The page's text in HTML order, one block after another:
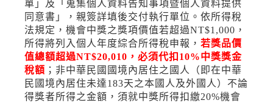
單」及「蒐集個人資料告知事項暨個人資料提供
同意書」，親簽詳填後交付執行單位。依所得稅
法規定，機會中獎之獎項價值若超過NT$1,000，
所得將列入個人年度綜合所得稅申報， 若獎品價
值總額超過NT$20,010 ，必須代扣 10%中獎獎金
稅額 ；非中華民國國境內居住之國人（即在中華
民國境內居住未達183天之本國人及外國人）不論
得獎者所得之金額，須就中獎所得扣繳20%機會